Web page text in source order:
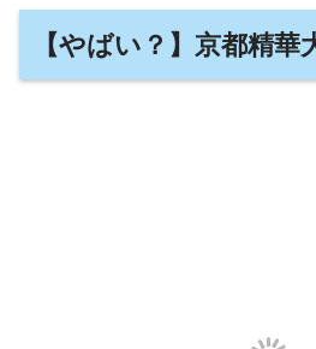
【やばい？】京都精華